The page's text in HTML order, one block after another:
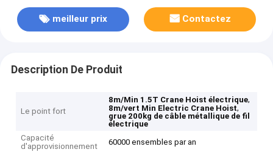
meilleur prix Contactez
Description De Produit
Le point fort
8m/Min 1.5T Crane Hoist électrique,
8m/vert Min Electric Crane Hoist,
grue 200kg de câble métallique de fil
électrique
Capacité
d'approvisionnement
60000 ensembles par an